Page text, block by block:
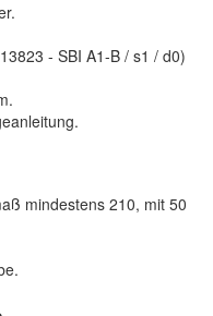
- SBI A1-B / s1 / d0)
mindestens 210, mit 50